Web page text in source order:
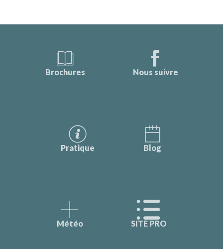
Brochures Nous suivre
Pratique Blog
Météo SITE PRO